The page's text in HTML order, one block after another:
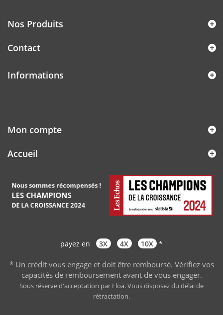
Nos Produits
Contact
Informations
Mon compte
Accueil
payez en 3X 4X 10X *
* Un crédit vous engage et doit être remboursé. Vérifiez vos
capacités de remboursement avant de vous engager.
Sous réserve d'acceptation par Floa. Vous disposez du délai de
rétractation.